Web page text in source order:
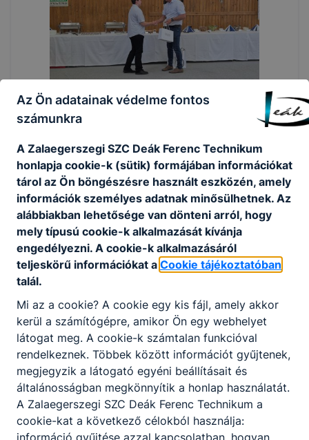
Az Ön adatainak védelme fontos
számunkra
A Zalaegerszegi SZC Deák Ferenc Technikum
honlapja cookie-k (sütik) formájában információkat
tárol az Ön böngészésre használt eszközén, amely
információk személyes adatnak minősülhetnek. Az
alábbiakban lehetősége van dönteni arról, hogy
mely típusú cookie-k alkalmazását kívánja
engedélyezni. A cookie-k alkalmazásáról
teljeskörű információkat a Cookie tájékoztatóban
talál.
Mi az a cookie? A cookie egy kis fájl, amely akkor
kerül a számítógépre, amikor Ön egy webhelyet
látogat meg. A cookie-k számtalan funkcióval
rendelkeznek. Többek között információt gyűjtenek,
megjegyzik a látogató egyéni beállításait és
általánosságban megkönnyítik a honlap használatát.
A Zalaegerszegi SZC Deák Ferenc Technikum a
cookie-kat a következő célokból használja:
információ gyűjtése azzal kapcsolatban, hogyan